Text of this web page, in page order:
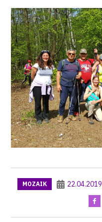
MOZAIK 22.04.2019